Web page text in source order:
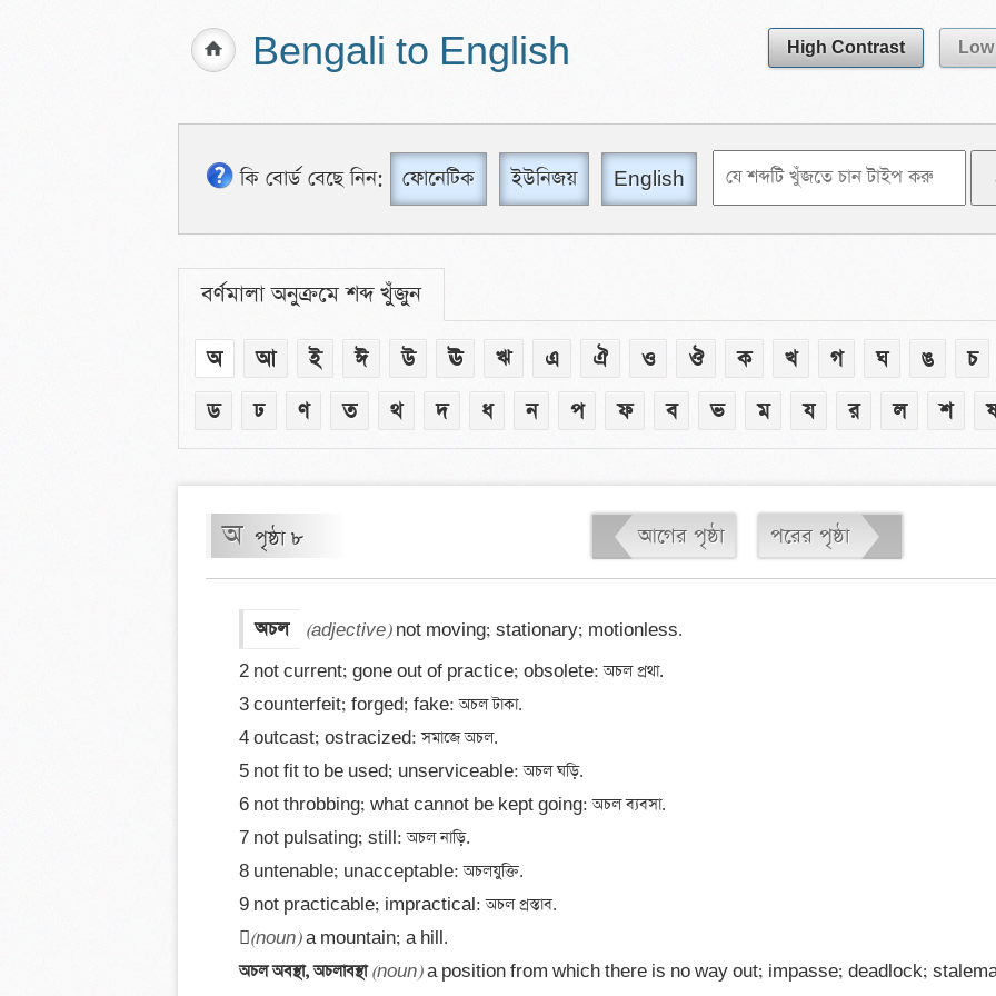
Bengali to English High Contrast
কি বোর্ড বেছে নিন: ফোনেটিক ইউনিজয় English
বর্ণমালা অনুক্রমে শব্দ খুঁজুন
অ আ ই ঈ উ ঊ ঋ এ ঐ ও ঔ ক খ গ ঘ ঙ
চ
ড
ঢ ণ ত থ দ ধ ন প ফ ব ভ ম য র ল শ
অ পৃষ্ঠা ৮ আগের পৃষ্ঠা পরের পৃষ্ঠা
অচল (adjective) not moving; stationary; motionless.
2 not current; gone out of practice; obsolete: অচল প্রথা.
3 counterfeit; forged; fake: অচল টাকা.
4 outcast; ostracized: সমাজে অচল.
5 not fit to be used; unserviceable: অচল ঘড়ি.
6 not throbbing; what cannot be kept going: অচল ব্যবসা.
7 not pulsating; still: অচল নাড়ি.
8 untenable; unacceptable: অচলযুক্তি.
9 not practicable; impractical: অচল প্রস্তাব.
(noun)
অচল অবস্থা, অচলাবস্থা (noun)